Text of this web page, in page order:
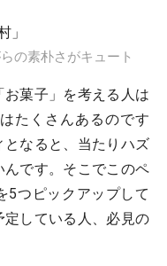
の素朴さがキュート
菓子」を考える人は
たくさんあるのです
なると、当たりハズ
です。そこでこのペ
5つピックアップして
定している人、必見の